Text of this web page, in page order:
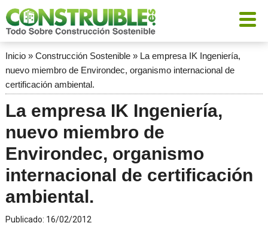
Inicio» Construcción Sostenible» La empresa IK Ingeniería,
nuevo miembro de Environdec, organismo internacional de
certificación ambiental.
La empresa IK Ingeniería,
nuevo miembro de
Environdec, organismo
internacional de certificación
ambiental.
Publicado: 16/02/2012